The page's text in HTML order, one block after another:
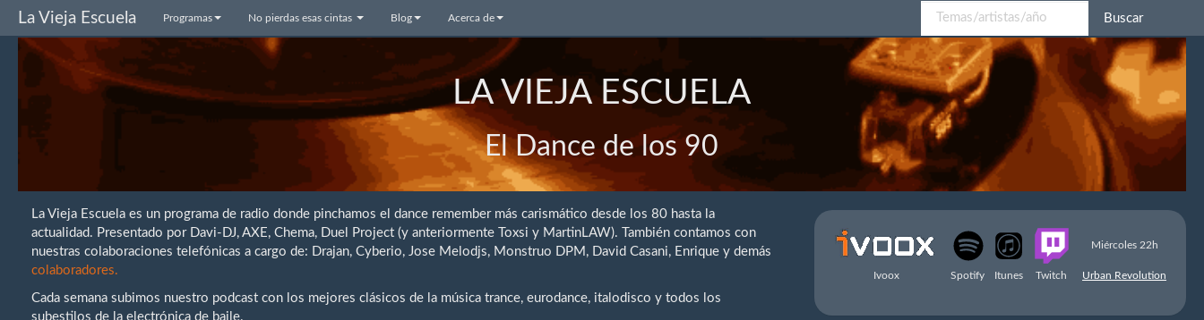
La Vieja Escuela Programas No pierdas esas cintas Blog Acerca de Buscar
LA VIEJA ESCUELA
El Dance de los 90
La Vieja Escuela es un programa de radio donde pinchamos el dance remember más carismático desde los 80 hasta la
actualidad. Presentado por Davi-DJ, AXE, Chema, Duel Project (y anteriormente Toxsi y MartinLAW). También contamos con
nuestras colaboraciones telefónicas a cargo de: Drajan, Cyberio, Jose Melodjs, Monstruo DPM, David Casani, Enrique y demás
colaboradores.
Cada semana subimos nuestro podcast con los mejores clásicos de la música trance, eurodance, italodisco y todos los
subestilos de la electrónica de baile.
Miércoles 22h
Ivoox Spotify Itunes Twitch Urban Revolution